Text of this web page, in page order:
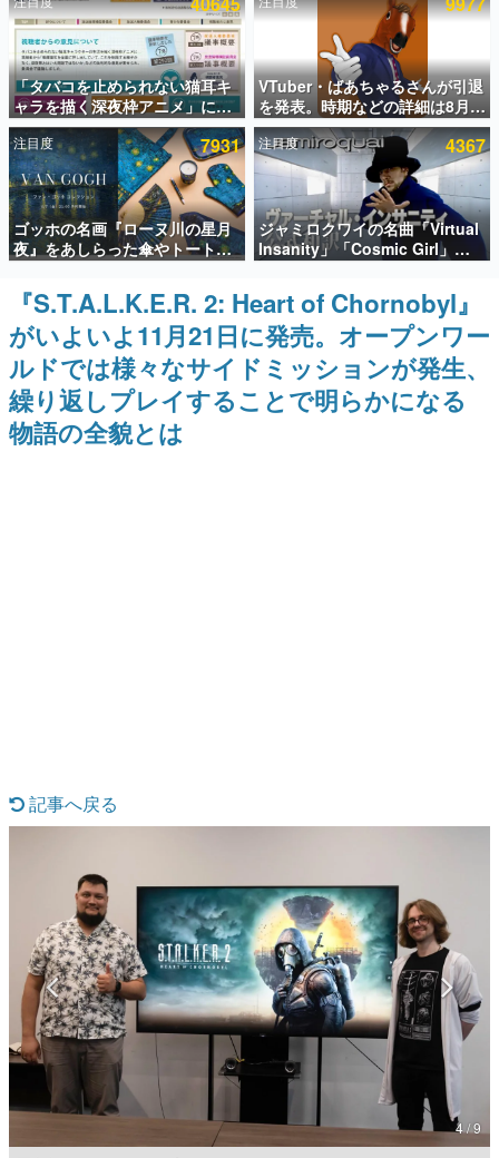
事をまとめました。
ゲームの企画書
名作ゲームクリエイターの方々に製作時のエピソードをお
聞きし、ヒットする企画（ゲーム）とは何か？を探ってい
きます。
赫本
この物語を解いてはいけない。『赫本』は、〈試験問題〉
の形をした短編ホラー小説集です。
新世代に訊く
これからのデジタルゲーム市場を担う若きクリエイター達
の姿を追い、彼らのルーツと情熱を探っていきます。
ゲーム世代の作家たち
ゲームに多大な影響を受けた作家さんに取材し、ゲームが
日本のコンテンツ産業やカルチャーに与えた影響を探る企
画です。
日本モバイルゲーム産業史
日本のモバイルゲーム史における主要なトピック・タイト
ルを網羅するほか、開発者へのインタビューや識者による
解説を掲載。約20年の歴史が一望できる決定版！
特集記事
女性向け
アプリレビュー
その他
電ファミニコゲーマーとは？
運営：株式会社マレ
「タバコを止められない猫耳キ
ャラを描く深夜枠アニメ」に視
聴者の一部から批判意見。違法
薬物の使用と思しき描写も含め
て、BPOが議論を交わす
VTuber・ばあちゃるさんが引退
を発表。時期などの詳細は8月9
日15時からの配信で説明
注目度 7931
ゴッホの名画『ローヌ川の星月
夜』をあしらった傘やトートバ
ッグなどが登場。8月7日21時よ
り2日間限定で予約販売
注目度 4367
ジャミロクワイの名曲「Virtual
Insanity」「Cosmic Girl」
「Canned Heat」公式日本語字
「SUMMER SONIC 2026」での
9年ぶりとなる日本公演を記念し
て
『S.T.A.L.K.E.R. 2: Heart of Chornobyl』
がいよいよ11月21日に発売。オープンワー
ルドでは様々なサイドミッションが発生、
繰り返しプレイすることで明らかになる
物語の全貌とは
記事へ戻る
4 / 9